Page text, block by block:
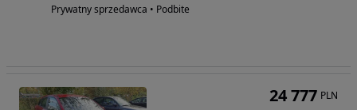
Prywatny sprzedawca • Podbite
24 777 PLN